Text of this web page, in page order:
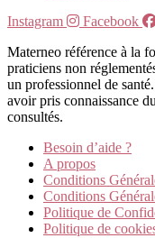
Instagram
Facebook
Materneo référence à la
praticiens non
un professionnel de
avoir pris connaissance
consultés.
Besoin d’aide ?
A propos
Conditions
Conditions
Politique de
Politique de